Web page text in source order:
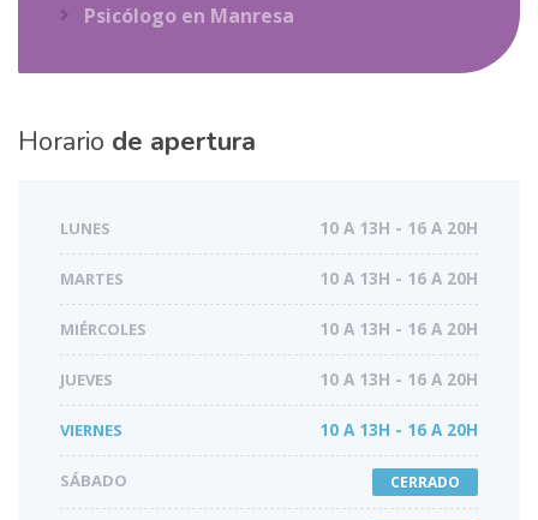
Psicólogo en Manresa
Horario de apertura
LUNES 10 A 13H - 16 A 20H
MARTES 10 A 13H - 16 A 20H
MIÉRCOLES 10 A 13H - 16 A 20H
JUEVES 10 A 13H - 16 A 20H
VIERNES 10 A 13H - 16 A 20H
SÁBADO CERRADO